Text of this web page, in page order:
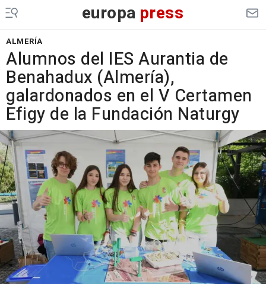
europa press
ALMERÍA
Alumnos del IES Aurantia de
Benahadux (Almería),
galardonados en el V Certamen
Efigy de la Fundación Naturgy